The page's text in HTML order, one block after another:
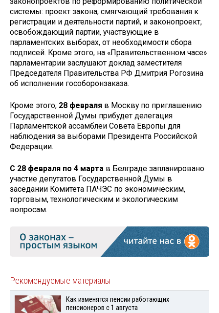
системы: проект закона, смягчающий требования к
регистрации и деятельности партий, и законопроект,
освобождающий партии, участвующие в
парламентских выборах, от необходимости сбора
подписей. Кроме этого, на «Правительственном часе»
парламентарии заслушают доклад заместителя
Председателя Правительства РФ Дмитрия Рогозина
об исполнении гособоронзаказа.
Кроме этого, 28 февраля в Москву по приглашению
Государственной Думы прибудет делегация
Парламентской ассамблеи Совета Европы для
наблюдения за выборами Президента Российской
Федерации.
С 28 февраля по 4 марта в Белграде запланировано
участие депутатов Государственной Думы в
заседании Комитета ПАЧЭС по экономическим,
торговым, технологическим и экологическим
вопросам.
Рекомендуемые материалы
Как изменятся пенсии работающих
пенсионеров с 1 августа